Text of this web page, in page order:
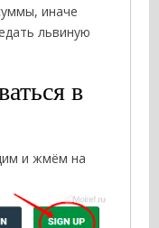
иначе
львиную
в
и жмём на